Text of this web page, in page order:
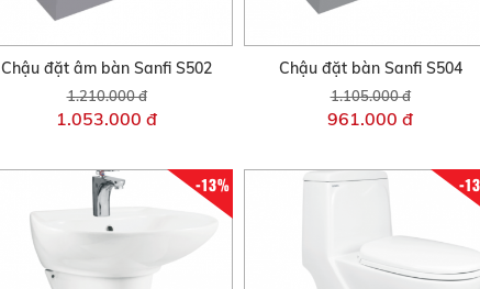
Chậu đặt âm bàn Sanfi S502
1.210.000 đ
1.053.000 đ
Chậu đặt bàn Sanfi S504
1.105.000 đ
961.000 đ
-13% -